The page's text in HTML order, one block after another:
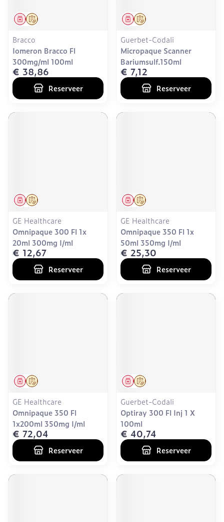
Op voorschrift
Geneesmiddel
Bracco
Iomeron Bracco Fl
300mg/ml 100ml
€ 38,86
Reserveer
Op voorschrift
Geneesmiddel
Guerbet-Codali
Micropaque Scanner
Bariumsulf.150ml
€ 7,12
Reserveer
Op voorschrift
Geneesmiddel
GE Healthcare
Omnipaque 300 Fl 1x
20ml 300mg I/ml
€ 12,67
Reserveer
Op voorschrift
Geneesmiddel
GE Healthcare
Omnipaque 350 Fl 1x
50ml 350mg I/ml
€ 25,30
Reserveer
Op voorschrift
Geneesmiddel
GE Healthcare
Omnipaque 350 Fl
1x200ml 350mg I/ml
€ 72,04
Reserveer
Op voorschrift
Geneesmiddel
Guerbet-Codali
Optiray 300 Fl Inj 1 X
100ml
€ 40,74
Reserveer